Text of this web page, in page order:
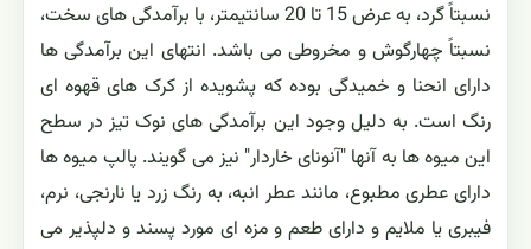
نسبتاً گرد، به عرض 15 تا 20 سانتیمتر، با برآمدگی های سخت،
نسبتاً چهارگوش و مخروطی می باشد. انتهای این برآمدگی ها
دارای انحنا و خمیدگی بوده که پشویده از کرک های قهوه ای
رنگ است. به دلیل وجود این برآمدگی های نوک تیز در سطح
این میوه ها به آنها "آنونای خاردار" نیز می گویند. پالپ میوه ها
دارای عطری مطبوع، مانند عطر انبه، به رنگ زرد یا نارنجی، نرم،
فیبری یا ملایم و دارای طعم و مزه ای مورد پسند و دلپذیر می